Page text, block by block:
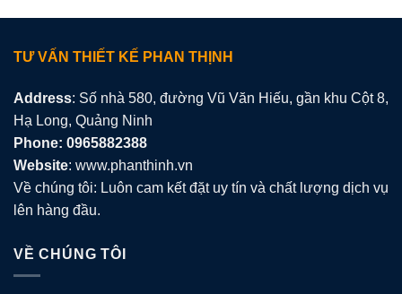
TƯ VẤN THIẾT KẾ PHAN THỊNH
Address: Số nhà 580, đường Vũ Văn Hiếu, gần khu Cột 8,
Hạ Long, Quảng Ninh
Phone: 0965882388
Website: www.phanthinh.vn
Về chúng tôi: Luôn cam kết đặt uy tín và chất lượng dịch vụ
lên hàng đầu.
VỀ CHÚNG TÔI